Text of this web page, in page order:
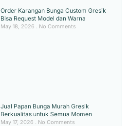
Order Karangan Bunga Custom Gresik
Bisa Request Model dan Warna
May 18, 2026 No Comments
Jual Papan Bunga Murah Gresik
Berkualitas untuk Semua Momen
May 17, 2026 No Comments